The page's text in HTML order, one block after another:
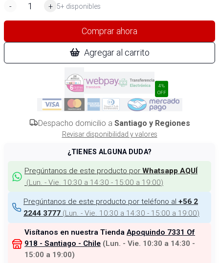
-
+ 5+ disponibles
Comprar ahora
Agregar al carrito
4%
OFF
Despacho domicilio a Santiago y Regiones
Revisar disponibilidad y valores
¿TIENES ALGUNA DUDA?
Pregúntanos de este producto por Whatsapp AQUÍ
(Lun. - Vie. 10:30 a 14:30 - 15:00 a 19:00)
Pregúntanos de este producto por teléfono al +56 2
2244 3777 (Lun. - Vie. 10:30 a 14:30 - 15:00 a 19:00)
Visítanos en nuestra Tienda Apoquindo 7331 Of
918 - Santiago - Chile (Lun. - Vie. 10:30 a 14:30 -
15:00 a 19:00)